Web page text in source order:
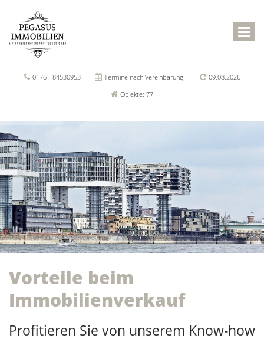
0176 - 84530953 Termine nach Vereinbarung
09.08.2026
Objekte: 77
Vorteile beim
Immobilienverkauf
Profitieren Sie von unserem Know-how